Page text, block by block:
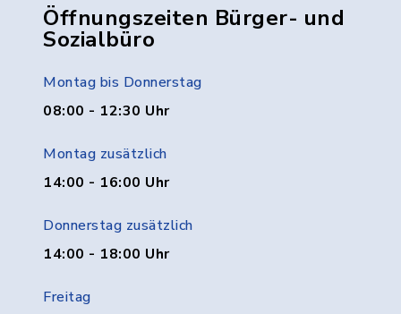
Öffnungszeiten Bürger- und
Sozialbüro
Montag bis Donnerstag
08:00 - 12:30 Uhr
Montag zusätzlich
14:00 - 16:00 Uhr
Donnerstag zusätzlich
14:00 - 18:00 Uhr
Freitag